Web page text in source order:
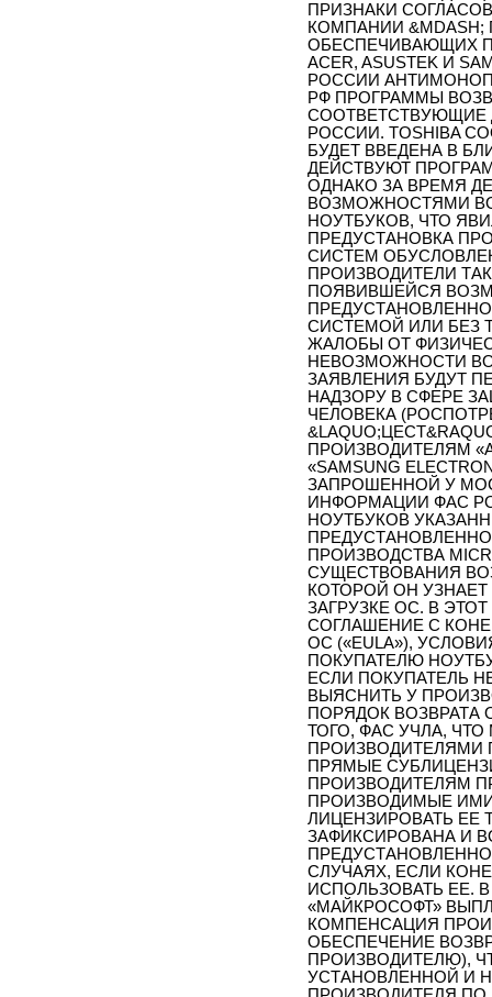
ПРИЗНАКИ
КОМПАНИИ
ОБЕСПЕЧИВАЮЩИХ
АСЕR, ASUSTEK И
РОССИИ
РФ ПРОГРАММЫ
СООТВЕТСТВУЮЩИЕ
РОССИИ. TOSHIBA
БУДЕТ ВВЕДЕНА В
ДЕЙСТВУЮТ
ОДНАКО ЗА ВРЕМЯ
ВОЗМОЖНОСТЯМИ
НОУТБУКОВ, ЧТО
ПРЕДУСТАНОВКА
СИСТЕМ
ПРОИЗВОДИТЕЛИ
ПОЯВИВШЕЙСЯ
СИСТЕМОЙ ИЛИ БЕЗ
ЖАЛОБЫ ОТ
НЕВОЗМОЖНОСТИ
ЗАЯВЛЕНИЯ БУДУТ
НАДЗОРУ В СФЕРЕ
ЧЕЛОВЕКА
ПРОИЗВОДИТЕЛЯМ
«SAMSUNG
ЗАПРОШЕННОЙ У
ИНФОРМАЦИИ ФАС
НОУТБУКОВ
ПРОИЗВОДСТВА
СУЩЕСТВОВАНИЯ
КОТОРОЙ ОН
ЗАГРУЗКЕ ОС. В
СОГЛАШЕНИЕ С
ОС («EULA»),
ПОКУПАТЕЛЮ
ЕСЛИ ПОКУПАТЕЛЬ
ВЫЯСНИТЬ У
ПОРЯДОК
ТОГО, ФАС УЧЛА,
ПРОИЗВОДИТЕЛЯМИ
ПРЯМЫЕ
ПРОИЗВОДИТЕЛЯМ
ПРОИЗВОДИМЫЕ ИМИ
ЛИЦЕНЗИРОВАТЬ ЕЕ
ЗАФИКСИРОВАНА И
СЛУЧАЯХ, ЕСЛИ
ИСПОЛЬЗОВАТЬ ЕЕ.
«МАЙКРОСОФТ»
КОМПЕНСАЦИЯ
ОБЕСПЕЧЕНИЕ
ПРОИЗВОДИТЕЛЮ),
УСТАНОВЛЕННОЙ И